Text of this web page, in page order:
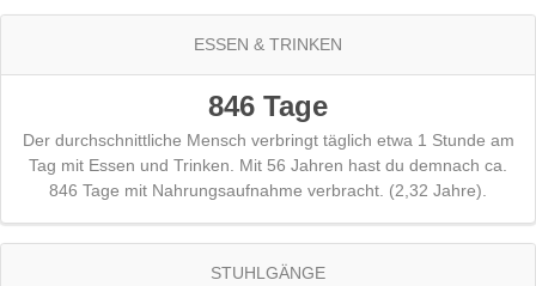
ESSEN & TRINKEN
846 Tage
Der durchschnittliche Mensch verbringt täglich etwa 1 Stunde am
Tag mit Essen und Trinken. Mit 56 Jahren hast du demnach ca.
846 Tage mit Nahrungsaufnahme verbracht. (2,32 Jahre).
STUHLGÄNGE